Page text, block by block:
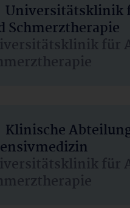
Universitätsklinik
Schmerztherapie
für
Klinische
für